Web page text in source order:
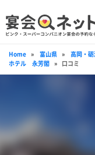
Home » 富山県 » 高岡・
ホテル 永芳閣 » 口コミ